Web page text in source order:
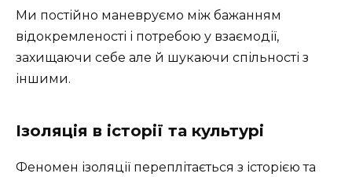
Ми постійно маневруємо між бажанням
відокремленості і потребою у взаємодії,
захищаючи себе але й шукаючи спільності з
іншими.
Ізоляція в історії та культурі
Феномен ізоляції переплітається з історією та